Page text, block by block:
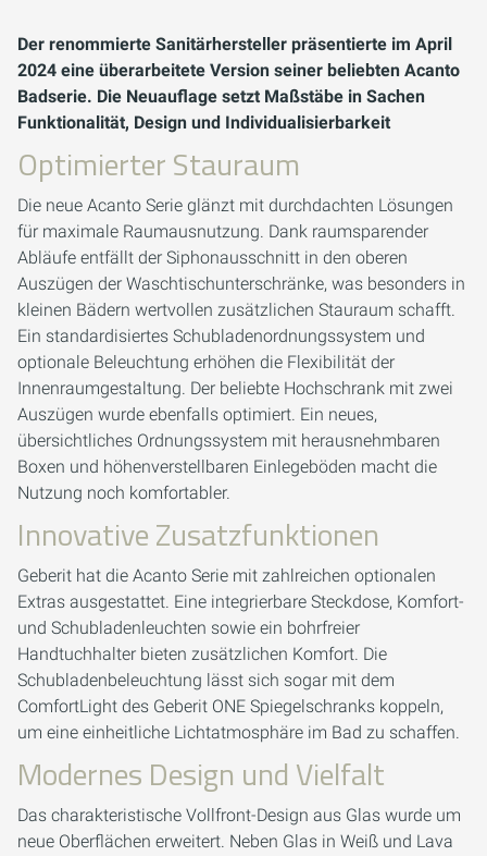
Der renommierte Sanitärhersteller präsentierte im April
2024 eine überarbeitete Version seiner beliebten Acanto
Badserie. Die Neuauflage setzt Maßstäbe in Sachen
Funktionalität, Design und Individualisierbarkeit
Optimierter Stauraum
Die neue Acanto Serie glänzt mit durchdachten Lösungen
für maximale Raumausnutzung. Dank raumsparender
Abläufe entfällt der Siphonausschnitt in den oberen
Auszügen der Waschtischunterschränke, was besonders in
kleinen Bädern wertvollen zusätzlichen Stauraum schafft.
Ein standardisiertes Schubladenordnungssystem und
optionale Beleuchtung erhöhen die Flexibilität der
Innenraumgestaltung. Der beliebte Hochschrank mit zwei
Auszügen wurde ebenfalls optimiert. Ein neues,
übersichtliches Ordnungssystem mit herausnehmbaren
Boxen und höhenverstellbaren Einlegeböden macht die
Nutzung noch komfortabler.
Innovative Zusatzfunktionen
Geberit hat die Acanto Serie mit zahlreichen optionalen
Extras ausgestattet. Eine integrierbare Steckdose, Komfort-
und Schubladenleuchten sowie ein bohrfreier
Handtuchhalter bieten zusätzlichen Komfort. Die
Schubladenbeleuchtung lässt sich sogar mit dem
ComfortLight des Geberit ONE Spiegelschranks koppeln,
um eine einheitliche Lichtatmosphäre im Bad zu schaffen.
Modernes Design und Vielfalt
Das charakteristische Vollfront-Design aus Glas wurde um
neue Oberflächen erweitert. Neben Glas in Weiß und Lava